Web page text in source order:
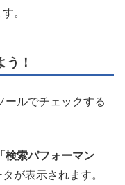
。
う！
ールでチェックする
「検索パフォーマン
が表示されます。